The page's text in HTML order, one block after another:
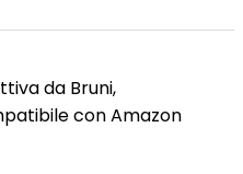
da Bruni,
con Amazon